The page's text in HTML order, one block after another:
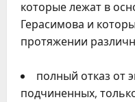
которые лежат в
Герасимова и
протяжении
полный отказ от
подчиненных,